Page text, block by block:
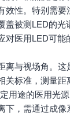
效性。特别需
盖被测LED的光
对医用LED可能
离与视场角。这
关标准，测量距
用途的医用光
下，需通过成像